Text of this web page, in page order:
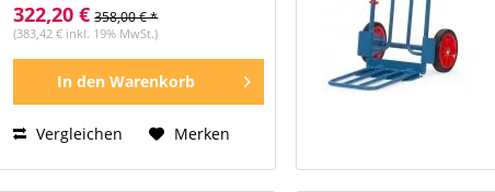
322,20 € 358,00 € *
(383,42 € inkl. 19% MwSt.)
In den Warenkorb
Vergleichen Merken